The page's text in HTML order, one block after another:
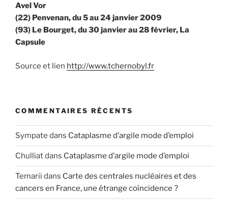
Avel Vor
(22) Penvenan, du 5 au 24 janvier 2009
(93) Le Bourget, du 30 janvier au 28 février, La
Capsule
Source et lien http://www.tchernobyl.fr
COMMENTAIRES RÉCENTS
Sympate dans Cataplasme d’argile mode d’emploi
Chulliatdans Cataplasme d’argile mode d’emploi
Temarii dans Carte des centrales nucléaires et des
cancers en France, une étrange coïncidence ?